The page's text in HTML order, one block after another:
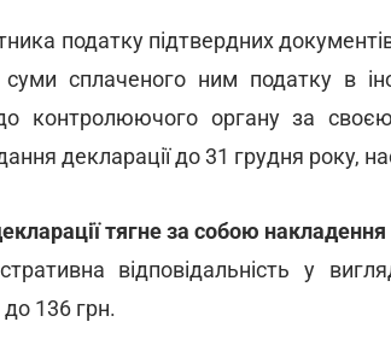
податку підтвердних
сплаченого ним податку в
контролюючого органу за
декларації до 31 грудня року,
тягне за собою
відповідальність у
до 136 грн.